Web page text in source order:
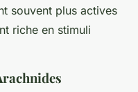
souvent plus actives
riche en stimuli